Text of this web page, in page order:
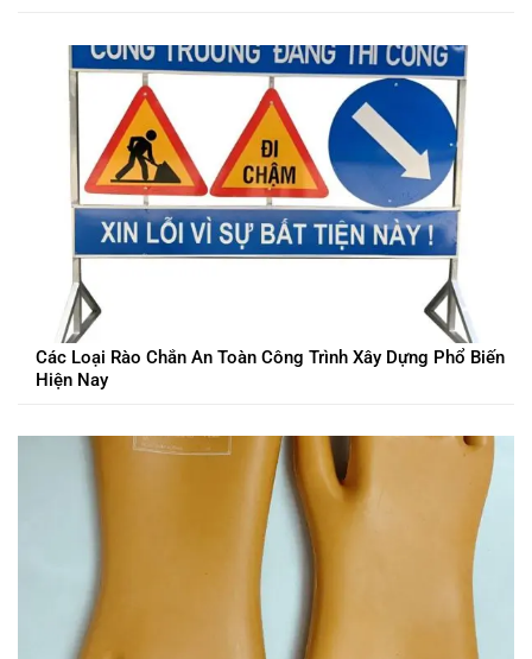
Các Loại Rào Chắn An Toàn Công Trình Xây Dựng Phổ Biến
Hiện Nay